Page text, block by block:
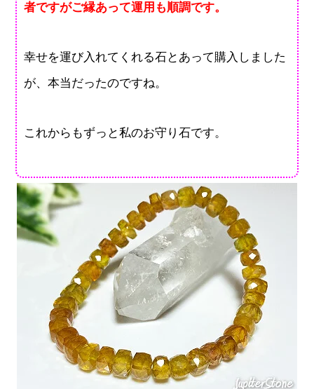
者ですがご縁あって運用も順調です。
幸せを運び入れてくれる石とあって購入しました
が、本当だったのですね。
これからもずっと私のお守り石です。